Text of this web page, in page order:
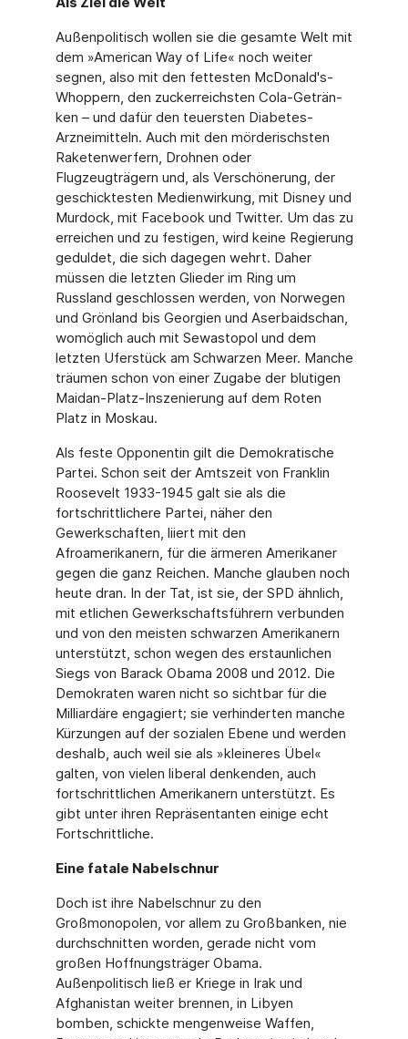
Außenpolitisch wollen sie die gesamte Welt mit
dem »American Way of Life« noch weiter
segnen, also mit den fettesten McDonald's-
Whoppern, den zuckerreichsten Cola-Geträn­
ken – und dafür den teuersten Diabetes-
Arzneimitteln. Auch mit den mörderischsten
Rake­tenwerfern, Drohnen oder
Flugzeugträgern und, als Verschönerung, der
geschicktesten Medienwirkung, mit Disney und
Murdock, mit Facebook und Twitter. Um das zu
erreichen und zu festigen, wird keine Regierung
geduldet, die sich dagegen wehrt. Daher
müssen die letzten Glieder im Ring um
Russland geschlossen werden, von Norwegen
und Grönland bis Georgien und Aserbaidschan,
womöglich auch mit Sewastopol und dem
letzten Uferstück am Schwarzen Meer. Manche
träumen schon von einer Zugabe der blutigen
Maidan-Platz-Inszenierung auf dem Roten
Platz in Moskau.
Als feste Opponentin gilt die Demokratische
Partei. Schon seit der Amtszeit von Franklin
Roosevelt 1933-1945 galt sie als die
fortschrittlichere Partei, näher den
Gewerkschaften, liiert mit den
Afroamerikanern, für die ärmeren Amerikaner
gegen die ganz Reichen. Man­che glauben noch
heute dran. In der Tat, ist sie, der SPD ähnlich,
mit etlichen Gewerk­schaftsführern verbunden
und von den meisten schwarzen Amerikanern
unterstützt, schon wegen des erstaunlichen
Siegs von Barack Obama 2008 und 2012. Die
Demokraten waren nicht so sichtbar für die
Milliardäre engagiert; sie verhinderten manche
Kürzungen auf der sozialen Ebene und werden
deshalb, auch weil sie als »kleineres Übel«
galten, von vielen li­beral denkenden, auch
fortschrittlichen Amerikanern unterstützt. Es
gibt unter ihren Re­präsentanten einige echt
Fortschrittliche.
Eine fatale Nabelschnur
Doch ist ihre Nabelschnur zu den
Großmonopolen, vor allem zu Großbanken, nie
durch­schnitten worden, gerade nicht vom
großen Hoffnungsträger Obama.
Außenpolitisch ließ er Kriege in Irak und
Afghanistan weiter brennen, in Libyen
bomben, schickte mengenwei­se Waffen,